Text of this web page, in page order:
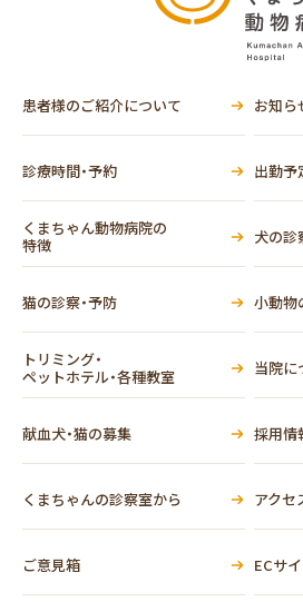
患者様のご紹介について お知ら
診療時間・予約 出勤予
くまちゃん動物病院の
特徴
犬の診
猫の診察・予防 小動物
トリミング・
ペットホテル・各種教室
当院に
献血犬・猫の募集 採用情
くまちゃんの診察室から アクセ
ご意見箱 ECサ